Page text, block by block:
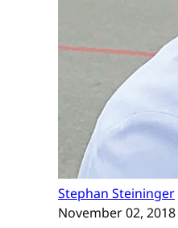
Stephan Steininger
November 02, 2018